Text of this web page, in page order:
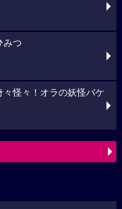
みつ
怪々！オラの妖怪バケ